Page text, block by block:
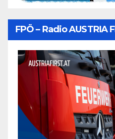
FPÖ – Radio AUSTRIA